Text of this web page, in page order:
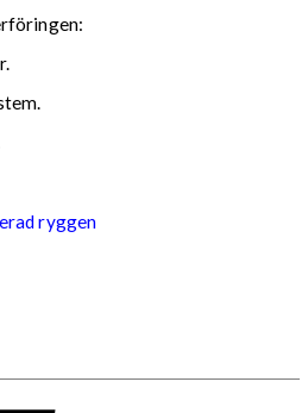
ryggen